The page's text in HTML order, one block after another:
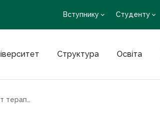
Вступнику Студенту
Структура Освіта